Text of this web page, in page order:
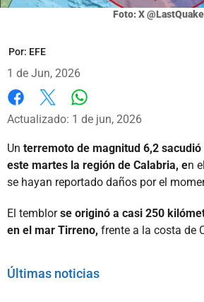
Foto: X @LastQuake
Por: EFE
1 de Jun, 2026
Facebook
X
Actualizado: 1 de jun, 2026
Un terremoto de magnitud 6,2
este martes la región de Calabria, en
se hayan reportado daños por el
El temblorse originó a casi 250
en el mar Tirreno, frente a la costa de
Últimas noticias